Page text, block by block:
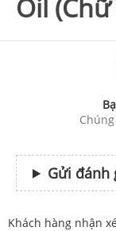
Oil
Gửi đánh
Khách hàng nhận